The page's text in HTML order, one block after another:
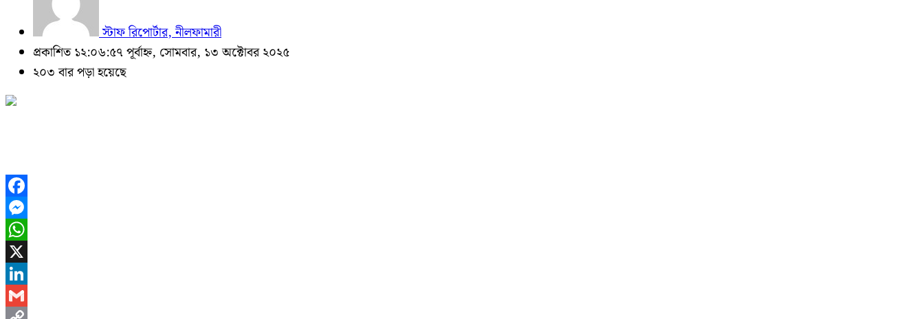
স্টাফ রিপোর্টার, নীলফামারী
প্রকাশিত ১২:০৬:৫৭ পূর্বাহ্ন, সোমবার, ১৩ অক্টোবর ২০২৫
২০৩ বার পড়া হয়েছে
Facebook
Messenger
WhatsApp
X
LinkedIn